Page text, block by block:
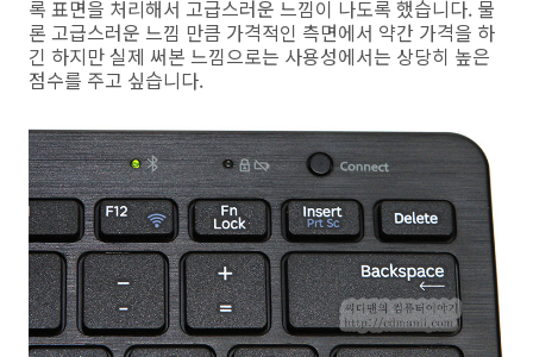
록 표면을 처리해서 고급스러운 느낌이 나도록 했습니다. 물
론 고급스러운 느낌 만큼 가격적인 측면에서 약간 가격을 하
긴 하지만 실제 써본 느낌으로는 사용성에서는 상당히 높은
점수를 주고 싶습니다.